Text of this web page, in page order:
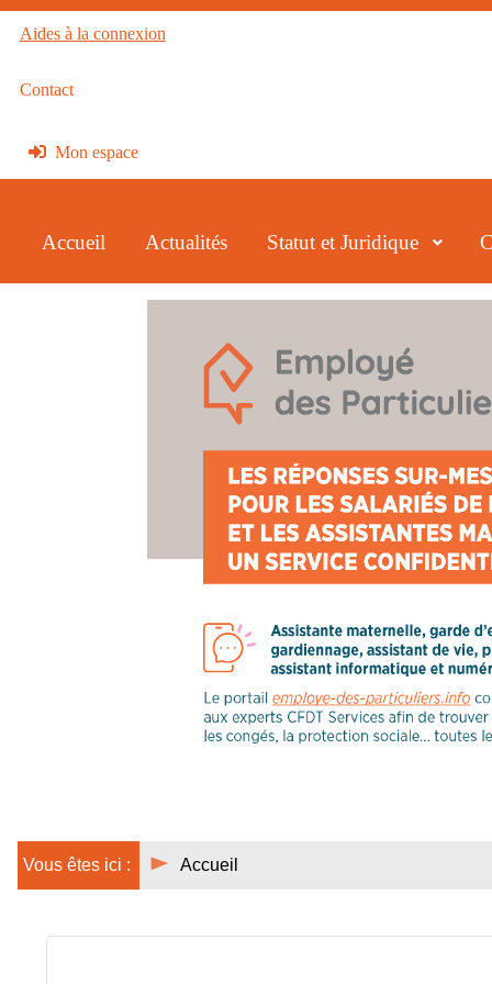
Aides à la connexion
Contact
Mon espace
Accueil Actualités Statut et Juridique
Vous êtes ici : Accueil